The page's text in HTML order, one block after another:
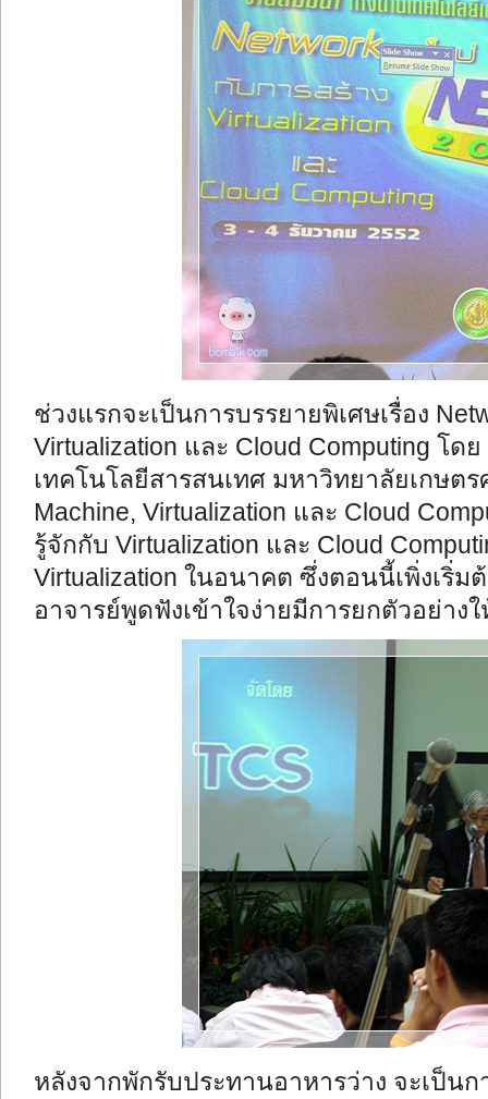
ช่วงแรกจะเป็นการบรรยายพิเศษเรื่อง
Virtualization และ Cloud Computing โดย
เทคโนโลยีสารสนเทศ มหาวิทยาลัยเกษตร
Machine, Virtualization และ Cloud
รู้จักกับ Virtualization และ Cloud
Virtualization ในอนาคต ซึ่งตอนนี้เพิ่งเริ่
อาจารย์พูดฟังเข้าใจง่ายมีการยกตัวอย่าง
หลังจากพักรับประทานอาหารว่าง จะเป็นก